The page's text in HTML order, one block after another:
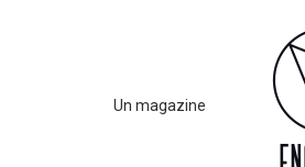
Un magazine